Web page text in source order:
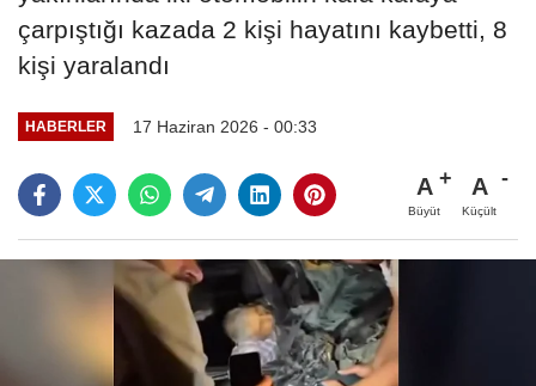
çarpıştığı kazada 2 kişi hayatını kaybetti, 8
kişi yaralandı
HABERLER 17 Haziran 2026 - 00:33
A
Büyüt
A
Küçült